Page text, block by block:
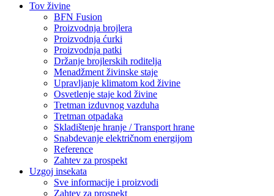
Tov živine
BFN Fusion
Proizvodnja brojlera
Proizvodnja ćurki
Proizvodnja patki
Držanje brojlerskih roditelja
Menadžment živinske staje
Upravljanje klimatom kod živine
Osvetlenje staje kod živine
Tretman izduvnog vazduha
Tretman otpadaka
Skladištenje hranje / Transport hrane
Snabdevanje električnom energijom
Reference
Zahtev za prospekt
Uzgoj insekata
Sve informacije i proizvodi
Zahtev za prospekt